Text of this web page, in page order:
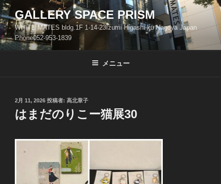
コ
ン
テ
ン
ツ
GALLERY SPACE PRISM
WHITE MATES bldg.1F 1-14-23Izumi Higashi-ku Nagoya Japan
Phone052-953-1839
メニュー
投
稿
日:
2月 11, 2026 投稿者: 高北章子
はまだのりこー猫展30